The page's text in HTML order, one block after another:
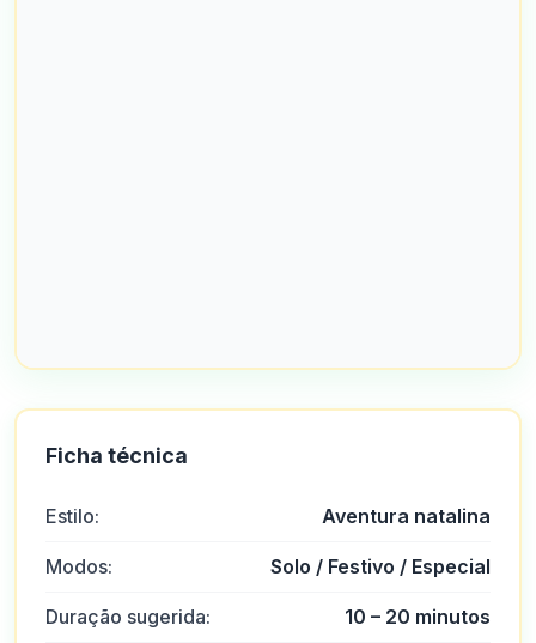
Ficha técnica
Estilo: Aventura natalina
Modos: Solo / Festivo / Especial
Duração sugerida: 10 – 20 minutos